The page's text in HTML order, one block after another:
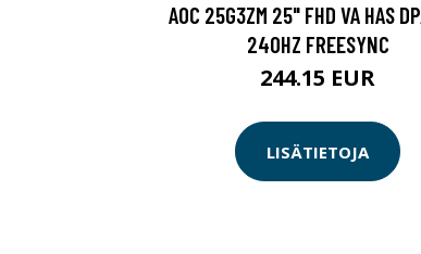
AOC 25G3ZM 25" FHD VA HAS
240HZ FREESYNC
244.15 EUR
LISÄTIETOJA